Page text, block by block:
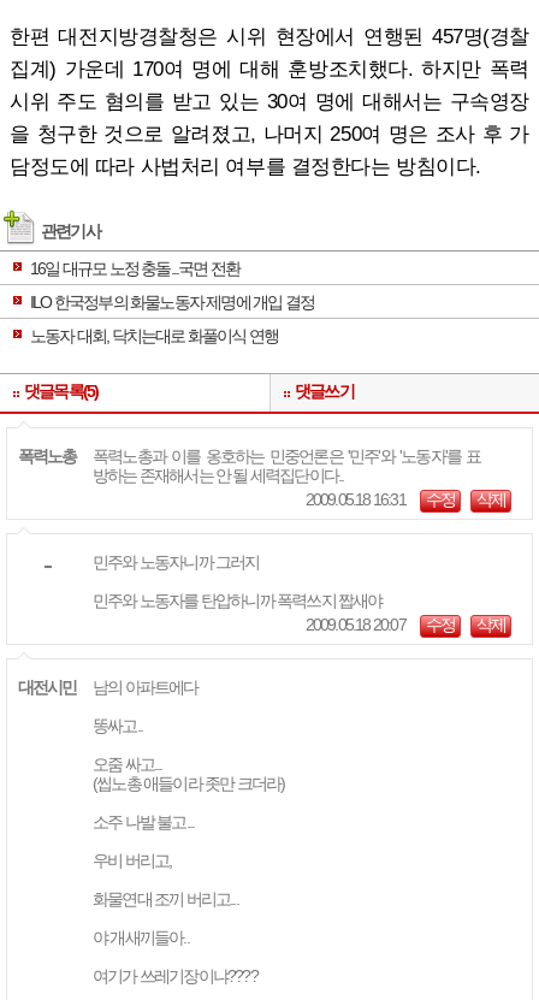
한편 대전지방경찰청은 시위 현장에서 연행된 457명(경찰
집계) 가운데 170여 명에 대해 훈방조치했다. 하지만 폭력
시위 주도 혐의를 받고 있는 30여 명에 대해서는 구속영장
을 청구한 것으로 알려졌고, 나머지 250여 명은 조사 후 가
담정도에 따라 사법처리 여부를 결정한다는 방침이다.
관련기사
16일 대규모 노정 충돌...국면 전환
ILO 한국정부의 화물노동자 제명에 개입 결정
노동자 대회, 닥치는대로 화풀이식 연행
댓글목록(5) 댓글쓰기
폭력노총
폭력노총과 이를 옹호하는 민중언론은 '민주'와 '노동자'를 표
방하는 존재해서는 안 될 세력집단이다..
2009.05.18 16:31
수정 삭제
... 민주와 노동자니까 그러지
민주와 노동자를 탄압하니까 폭력쓰지 짭새야
2009.05.18 20:07
수정 삭제
대전시민 남의 아파트에다
똥싸고..
오줌 싸고...
(씹노총 애들이라 좃만 크더라)
소주 나발 불고...
우비 버리고,
화물연대 조끼 버리고...
야 개새끼들아..
여기가 쓰레기장이냐????